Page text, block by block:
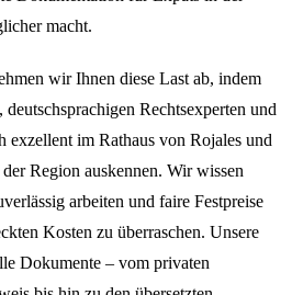
macht.
wir Ihnen diese Last ab, indem
Rechtsexperten und
exzellent im Rathaus von Rojales und
Region auskennen. Wir wissen
arbeiten und faire Festpreise
Kosten zu überraschen. Unsere
Dokumente – vom privaten